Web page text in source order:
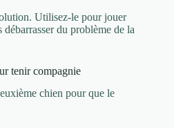
Utilisez-le pour jouer
du problème de la
tenir compagnie
chien pour que le